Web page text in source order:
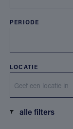
PERIODE
LOCATIE
alle filters